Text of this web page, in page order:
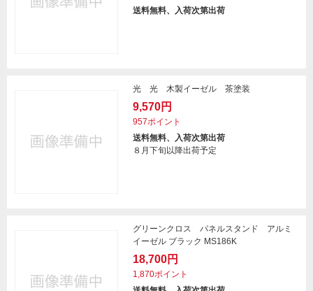
送料無料、入荷次第出荷
光 光 木製イーゼル 茶塗装
9,570円
957ポイント
送料無料、入荷次第出荷
８月下旬以降出荷予定
グリーンクロス パネルスタンド アルミ
イーゼル ブラック MS186K
18,700円
1,870ポイント